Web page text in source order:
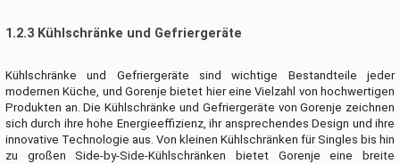
1.2.3 Kühlschränke und Gefriergeräte
Kühlschränke und Gefriergeräte sind wichtige Bestandteile jeder
modernen Küche, und Gorenje bietet hier eine Vielzahl von hochwertigen
Produkten an. Die Kühlschränke und Gefriergeräte von Gorenje zeichnen
sich durch ihre hohe Energieeffizienz, ihr ansprechendes Design und ihre
innovative Technologie aus. Von kleinen Kühlschränken für Singles bis hin
zu großen Side-by-Side-Kühlschränken bietet Gorenje eine breite